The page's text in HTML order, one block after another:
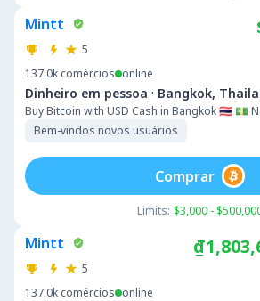
Mintt
5
137.0k comércios online
Dinheiro em pessoa · Bangkok,
Buy Bitcoin with USD Cash in Bangkok 🇹🇭 💵
Bem-vindos novos usuários
Limits: $3,000 -
Comprar
Mintt
5
137.0k comércios online